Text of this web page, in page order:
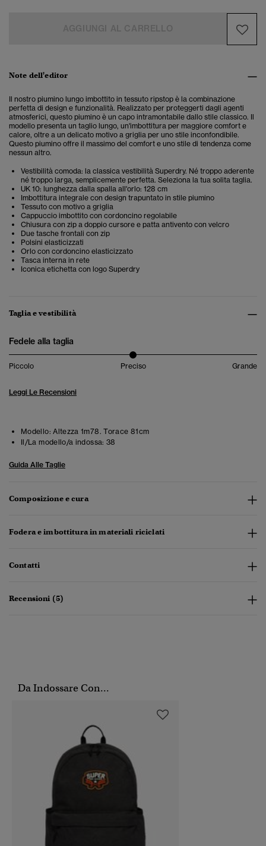
Note dell'editor
Il nostro piumino lungo imbottito in tessuto ripstop è la combinazione
perfetta di design e funzionalità. Realizzato per proteggerti dagli agenti
atmosferici, questo piumino è un capo intramontabile dallo stile classico. Il
modello presenta un taglio lungo, un'imbottitura per maggiore comfort e
calore, oltre a un delicato motivo a griglia per uno stile inconfondibile.
Questo piumino offre il massimo del comfort e uno stile di tendenza come
nessun altro.
Vestibilità comoda: la classica vestibilità Superdry. Né troppo aderente
né troppo larga, semplicemente perfetta. Seleziona la tua solita taglia.
UK 10: lunghezza dalla spalla all'orlo: 128 cm
Imbottitura integrale con design trapuntato in stile piumino
Tessuto con motivo a griglia
Cappuccio imbottito con cordoncino regolabile
Chiusura con zip a doppio cursore e patta antivento con velcro
Due tasche frontali con zip
Polsini elasticizzati
Orlo con cordoncino elasticizzato
Tasca interna in rete
Iconica etichetta con logo Superdry
Taglia e vestibilità
Fedele alla taglia
Piccolo Preciso Grande
Leggi Le Recensioni
Modello: Altezza 1m78. Torace 81cm
Il/La modello/a indossa: 38
Guida Alle Taglie
Composizione e cura
Fodera e imbottitura in materiali riciclati
Contatti
Recensioni (5)
Da Indossare Con...